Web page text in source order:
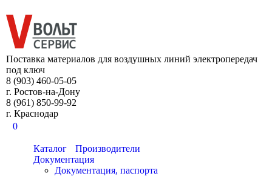
Поставка материалов для воздушных линий электропередач
под ключ
8 (903) 460-05-05
г. Ростов-на-Дону
8 (961) 850-99-92
г. Краснодар
0
Каталог
Производители
Документация
Документация, паспорта